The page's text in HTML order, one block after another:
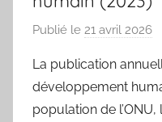
Publié le 21 avril 2026
r
j
La publication
développement
population de l’ONU,